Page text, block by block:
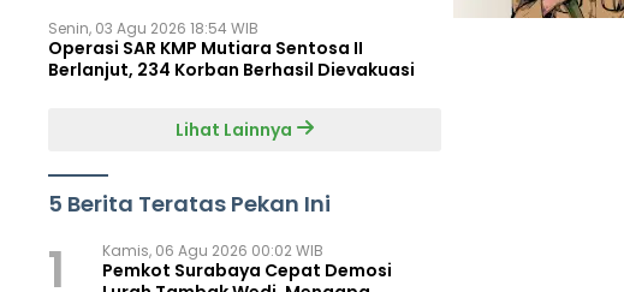
Senin, 03 Agu 2026 18:54 WIB
Operasi SAR KMP Mutiara Sentosa II
Berlanjut, 234 Korban Berhasil Dievakuasi
Lihat Lainnya
5 Berita Teratas Pekan Ini
1 Kamis, 06 Agu 2026 00:02 WIB
Pemkot Surabaya Cepat Demosi